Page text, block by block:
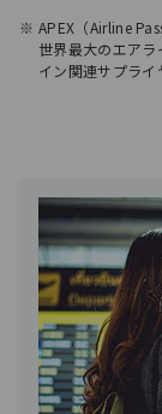
APEX（Airline
世界最大のエア
イン関連サプライ